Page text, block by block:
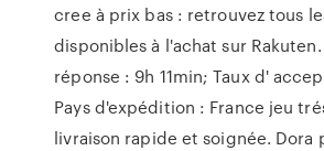
cree à prix bas : retrouvez tous
disponibles à l'achat sur
réponse : 9h 11min; Taux d'
Pays d'expédition : France jeu
livraison rapide et soignée. Dora